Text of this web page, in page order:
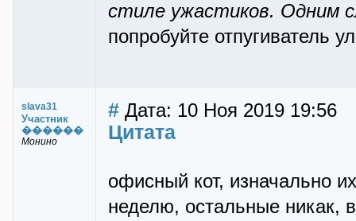
стиле ужастиков. Одним
попробуйте отпугиватель
slava31
Участник
������
Монино
# Дата: 10 Ноя 2019 19:56
Цитата
офисный кот, изначально
неделю, остальные никак,